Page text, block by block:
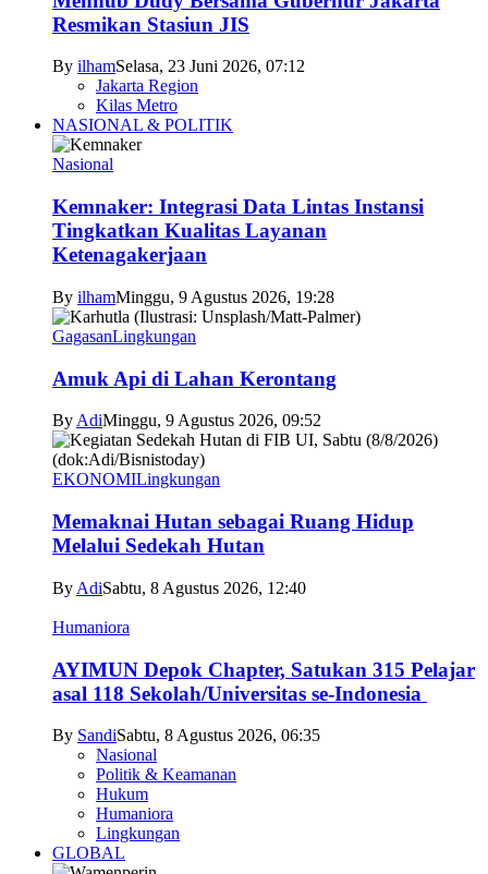
Resmikan Stasiun JIS
By ilhamSelasa, 23 Juni 2026, 07:12
Jakarta Region
Kilas Metro
NASIONAL & POLITIK
Nasional
Kemnaker: Integrasi Data Lintas Instansi
Tingkatkan Kualitas Layanan
Ketenagakerjaan
By ilhamMinggu, 9 Agustus 2026, 19:28
GagasanLingkungan
Amuk Api di Lahan Kerontang
By AdiMinggu, 9 Agustus 2026, 09:52
EKONOMILingkungan
Memaknai Hutan sebagai Ruang Hidup
Melalui Sedekah Hutan
By AdiSabtu, 8 Agustus 2026, 12:40
Humaniora
AYIMUN Depok Chapter, Satukan 315 Pelajar
asal 118 Sekolah/Universitas se-Indonesia
By SandiSabtu, 8 Agustus 2026, 06:35
Nasional
Politik & Keamanan
Hukum
Humaniora
Lingkungan
GLOBAL